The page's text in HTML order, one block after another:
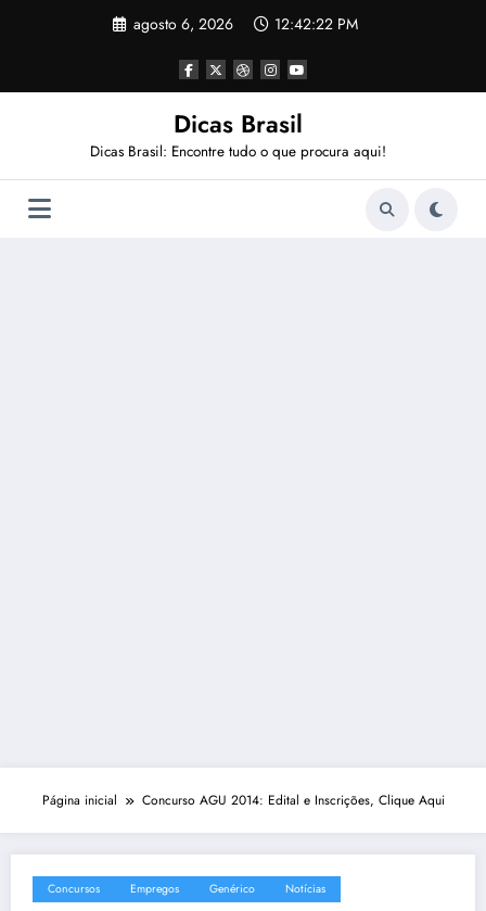
agosto 6, 2026 12:42:22 PM
Dicas Brasil
Dicas Brasil: Encontre tudo o que procura aqui!
Página inicial Concurso AGU 2014: Edital e Inscrições, Clique Aqui
Concursos Empregos Genérico Notícias